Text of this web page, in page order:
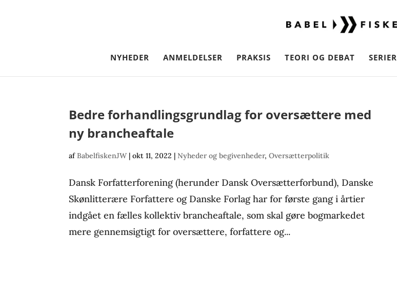
NYHEDER ANMELDELSER PRAKSIS TEORI OG DEBAT SERIER
Bedre forhandlingsgrundlag for oversættere med
ny brancheaftale
afBabelfiskenJW |okt 11, 2022 |Nyheder og begivenheder,Oversætterpolitik
Dansk Forfatterforening (herunder Dansk Oversætterforbund), Danske
Skønlitterære Forfattere og Danske Forlag har for første gang i årtier
indgået en fælles kollektiv brancheaftale, som skal gøre bogmarkedet
mere gennemsigtigt for oversættere, forfattere og...